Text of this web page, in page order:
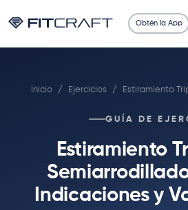
Obtén la App
Guías
90 Días
Ejercicios
Inicio / Ejercicios / Estiramiento
GUÍA DE
Estiramiento
Indicaciones y